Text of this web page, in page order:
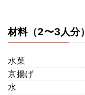
材料（2〜3人分）
水菜
京揚げ
水